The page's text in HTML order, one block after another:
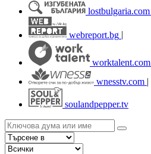
lostbulgaria.com
webreport.bg
worktalent.com
wnesstv.com |
soulandpepper.tv